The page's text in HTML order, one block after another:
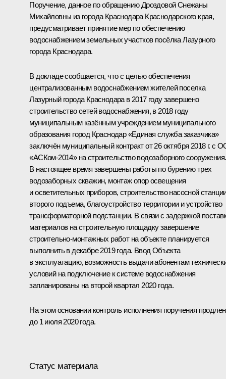
Поручение, данное по обращению Дроздовой Снежаны
Михайловны из города Краснодара Краснодарского края,
предусматривает принятие мер по обеспечению
водоснабжением земельных участков посёлка Лазурного
города Краснодара.
В докладе сообщается, что с целью обеспечения
централизованным водоснабжением жителей поселка
Лазурный города Краснодара в 2017 году завершено
строительство сетей водоснабжения, в 2018 году
муниципальным казённым учреждением муниципального
образования город Краснодар «Единая служба заказчика»
заключён муниципальный контракт от 26 октября 2018 г. с
«АСКом-2014» на строительство водозаборного сооружения.
В настоящее время завершены работы по бурению трех
водозаборных скважин, монтаж опор освещения
и осветительных приборов, строительство насосной
второго подъема, благоустройство территории и устройство
трансформаторной подстанции. В связи с задержкой
материалов на строительную площадку завершение
строительно-монтажных работ на объекте планируется
выполнить в декабре 2019 года. Ввод Объекта
в эксплуатацию, возможность выдачи абонентам
условий на подключение к системе водоснабжения
запланированы на второй квартал 2020 года.
На этом основании контроль исполнения поручения продлен
до 1 июля 2020 года.
Статус материала